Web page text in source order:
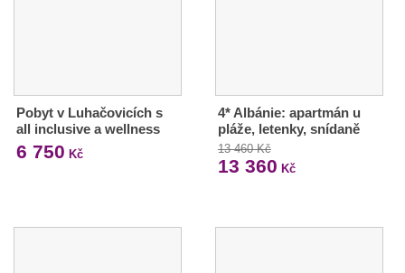
Pobyt v Luhačovicích s
all inclusive a wellness
6 750 Kč
4* Albánie: apartmán u
pláže, letenky, snídaně
13 460 Kč
13 360 Kč